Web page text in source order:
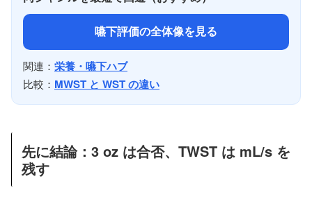
嚥下評価の全体像を見る
関連： 栄養・嚥下ハブ
比較： MWST と WST の違い
先に結論：3 oz は合否、TWST は mL/s を
残す